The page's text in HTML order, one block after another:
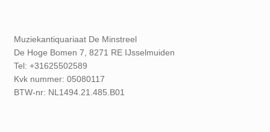
Muziekantiquariaat De Minstreel
De Hoge Bomen 7, 8271 RE IJsselmuiden
Tel: +31625502589
Kvk nummer: 05080117
BTW-nr: NL1494.21.485.B01